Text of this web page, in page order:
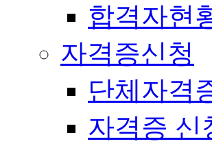
합격자현
자격증신청
단체자격
자격증 신